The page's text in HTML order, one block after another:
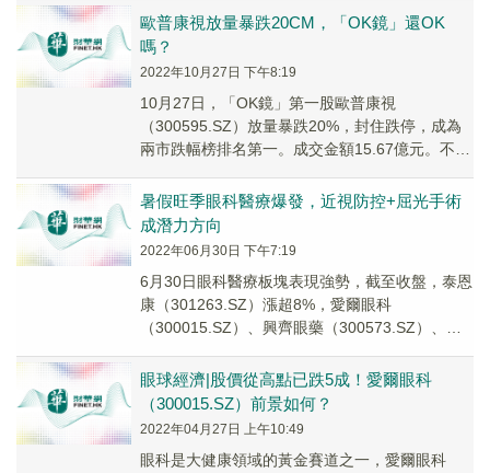
歐普康視放量暴跌20CM，「OK鏡」還OK
嗎？
2022年10月27日 下午8:19
10月27日，「OK鏡」第一股歐普康視
（300595.SZ）放量暴跌20%，封住跌停，成為
兩市跌幅榜排名第一。成交金額15.67億元。不僅
暑假旺季眼科醫療爆發，近視防控+屈光手術
成潛力方向
2022年06月30日 下午7:19
6月30日眼科醫療板塊表現強勢，截至收盤，泰恩
康（301263.SZ）漲超8%，愛爾眼科
（300015.SZ）、興齊眼藥（300573.SZ）、江
眼球經濟|股價從高點已跌5成！愛爾眼科
（300015.SZ）前景如何？
2022年04月27日 上午10:49
眼科是大健康領域的黃金賽道之一，愛爾眼科